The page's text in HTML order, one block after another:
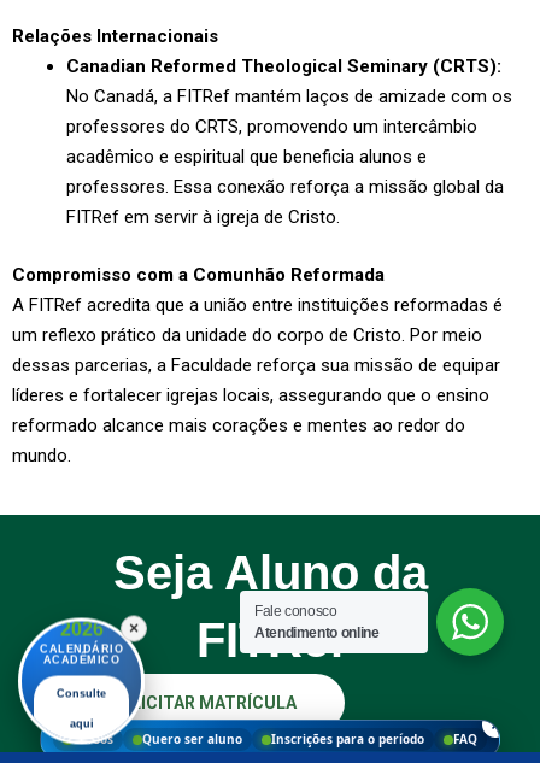
Relações Internacionais
Canadian Reformed Theological Seminary (CRTS):
No Canadá, a FITRef mantém laços de amizade com os
professores do CRTS, promovendo um intercâmbio
acadêmico e espiritual que beneficia alunos e
professores. Essa conexão reforça a missão global da
FITRef em servir à igreja de Cristo.
Compromisso com a Comunhão Reformada
A FITRef acredita que a união entre instituições reformadas é
um reflexo prático da unidade do corpo de Cristo. Por meio
dessas parcerias, a Faculdade reforça sua missão de equipar
líderes e fortalecer igrejas locais, assegurando que o ensino
reformado alcance mais corações e mentes ao redor do
mundo.
Seja Aluno da
FITRef
SOLICITAR MATRÍCULA
×
Cursos Quero ser aluno Inscrições para o período FAQ
×
2026
CALENDÁRIO
ACADÊMICO
Consulte
aqui
Fale conosco
Atendimento online